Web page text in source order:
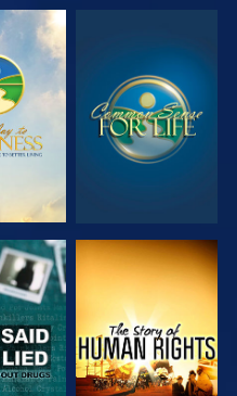
TITTA
TITTA